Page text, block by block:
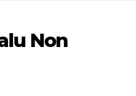
Non